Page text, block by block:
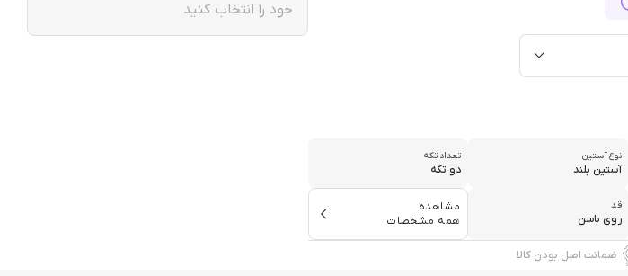
نوع آستین
آستین بلند
تعداد تکه
دو تکه
قد
روی باسن
مشاهده
همه مشخصات
ضمانت اصل بودن کالا
خود را انتخاب کنید